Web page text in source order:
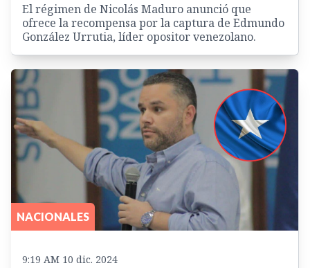
El régimen de Nicolás Maduro anunció que
ofrece la recompensa por la captura de Edmundo
González Urrutia, líder opositor venezolano.
NACIONALES
9:19 AM 10 dic. 2024